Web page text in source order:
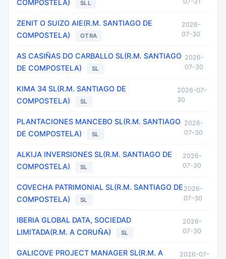
COMPOSTELA)
SLL
ZENIT O SUIZO AIE(R.M. SANTIAGO DE
COMPOSTELA)
OTRA
2026-
07-30
AS CASIÑAS DO CARBALLO SL(R.M. SANTIAGO
DE COMPOSTELA)
SL
2026-
07-30
KIMA 34 SL(R.M. SANTIAGO DE
COMPOSTELA)
SL
2026-07-
30
PLANTACIONES MANCEBO SL(R.M. SANTIAGO
DE COMPOSTELA)
SL
2026-
07-30
ALKIJA INVERSIONES SL(R.M. SANTIAGO DE
COMPOSTELA)
SL
2026-
07-30
COVECHA PATRIMONIAL SL(R.M. SANTIAGO DE
COMPOSTELA)
SL
2026-
07-30
IBERIA GLOBAL DATA, SOCIEDAD
LIMITADA(R.M. A CORUÑA)
SL
2026-
07-30
GALICOVE PROJECT MANAGER SL(R.M. A
2026-07-